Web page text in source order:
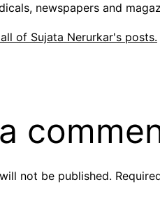
newspapers and
of Sujata Nerurkar's posts.
not be published.